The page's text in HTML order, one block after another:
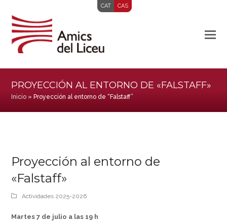
CAT CAS
PROYECCIÓN AL ENTORNO DE «FALSTAFF»
Inicio » Proyección al entorno de “Falstaff”
Proyección al entorno de
«Falstaff»
Actividades 2025-2026
Martes 7 de julio a las 19 h